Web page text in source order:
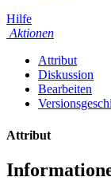
Hilfe
Aktionen
Attribut
Diskussion
Bearbeiten
Attribut